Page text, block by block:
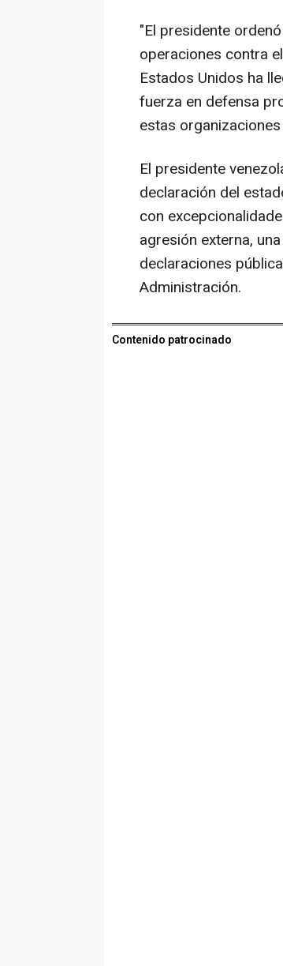
"El presidente
operaciones contra
Estados Unidos ha
fuerza en defensa
estas
El presidente
declaración del
con
agresión externa,
declaraciones
Administración.
Contenido patrocinado